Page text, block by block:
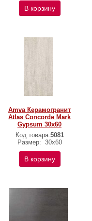
В корзину
Amva Керамогранит
Atlas Concorde Mark
Gypsum 30x60
Код товара:5081
Размер: 30x60
В корзину